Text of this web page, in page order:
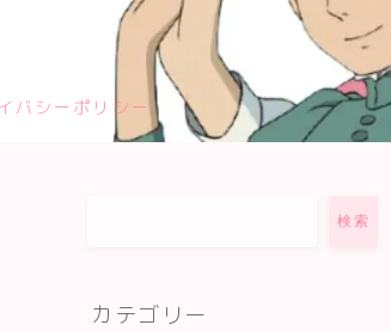
バシーポリシー
検索
カテゴリー